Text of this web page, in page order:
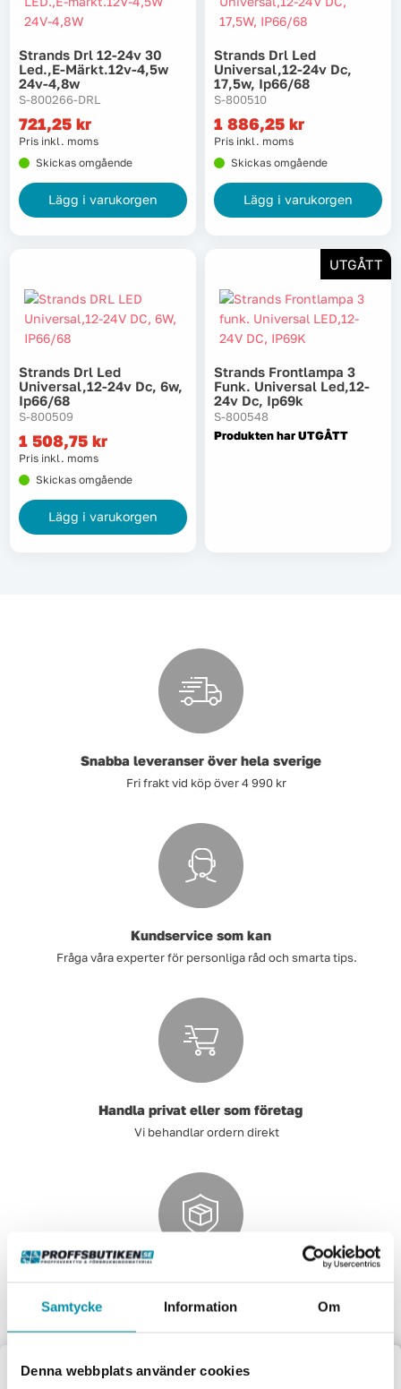
Samtycke Information Om
Denna webbplats använder cookies
Svets
Tryckluft
Värme, VVS & inomhusklimat
Hem
Varumärken
Strands Drl 12-24v 30
Led.,e-Märkt.12v-4,5w
24v-4,8w
S-800266-DRL
721,25 kr
Pris inkl. moms
Skickas omgående
Lägg i varukorgen
Strands Drl Led
Universal,12-24v Dc,
17,5w, Ip66/68
S-800510
1 886,25 kr
Pris inkl. moms
Skickas omgående
Lägg i varukorgen
Strands Drl Led
Universal,12-24v Dc, 6w,
Ip66/68
S-800509
1 508,75 kr
Pris inkl. moms
Skickas omgående
Lägg i varukorgen
UTGÅTT
Strands Frontlampa 3
Funk. Universal Led,12-
24v Dc, Ip69k
S-800548
Produkten har UTGÅTT
Snabba leveranser över hela sverige
Fri frakt vid köp över 4 990 kr
Kundservice som kan
Fråga våra experter för personliga råd och smarta tips.
Handla privat eller som företag
Vi behandlar ordern direkt
Säkra och pålitliga betalsystem.